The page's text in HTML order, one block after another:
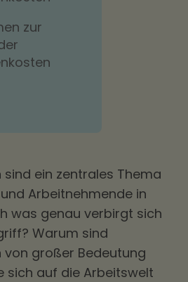
zur
sind ein zentrales Thema
Arbeitnehmende in
was genau verbirgt sich
Warum sind
von großer Bedeutung
sich auf die Arbeitswelt